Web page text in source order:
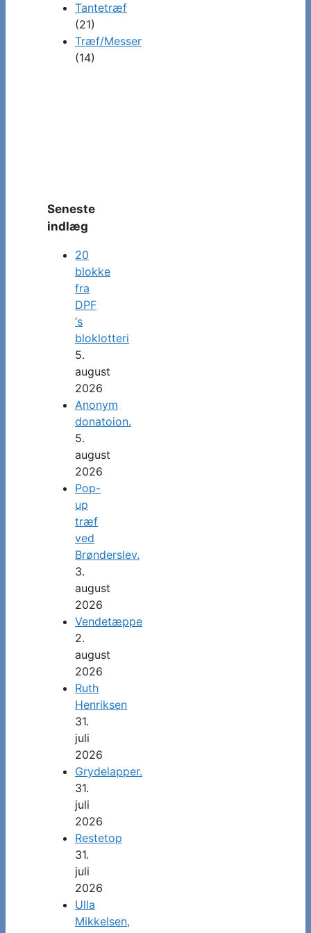
Tantetræf
(21)
Træf/Messer
(14)
Seneste
indlæg
20
blokke
fra
DPF
‘s
bloklotteri
5.
august
2026
Anonym
donatoion.
5.
august
2026
Pop-
up
træf
ved
Brønderslev.
3.
august
2026
Vendetæppe
2.
august
2026
Ruth
Henriksen
31.
juli
2026
Grydelapper.
31.
juli
2026
Restetop
31.
juli
2026
Ulla
Mikkelsen,